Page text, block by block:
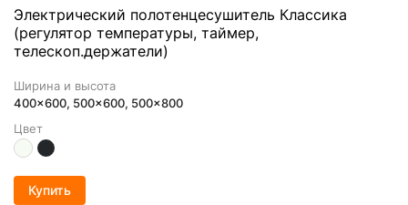
Электрический полотенцесушитель Классика
(регулятор температуры, таймер,
телескоп.держатели)
Ширина и высота
400x600, 500x600, 500x800
Цвет
Купить